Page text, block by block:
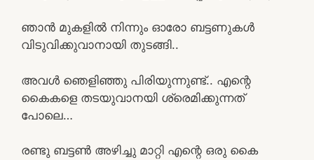
ഞാൻ മുകളിൽ നിന്നും ഓരോ ബട്ടണുകൾ
വിടുവിക്കുവാനായി തുടങ്ങി..
അവൾ ഞെളിഞ്ഞു പിരിയുന്നുണ്ട്.. എന്റെ
കൈകളെ തടയുവാനയി ശ്രെമിക്കുന്നത്
പോലെ…
രണ്ടു ബട്ടൺ അഴിച്ചു മാറ്റി എന്റെ ഒരു കൈ